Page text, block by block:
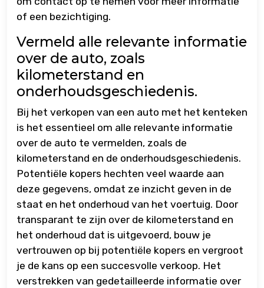
of een bezichtiging.
Vermeld alle relevante informatie
over de auto, zoals
kilometerstand en
onderhoudsgeschiedenis.
Bij het verkopen van een auto met het kenteken
is het essentieel om alle relevante informatie
over de auto te vermelden, zoals de
kilometerstand en de onderhoudsgeschiedenis.
Potentiële kopers hechten veel waarde aan
deze gegevens, omdat ze inzicht geven in de
staat en het onderhoud van het voertuig. Door
transparant te zijn over de kilometerstand en
het onderhoud dat is uitgevoerd, bouw je
vertrouwen op bij potentiële kopers en vergroot
je de kans op een succesvolle verkoop. Het
verstrekken van gedetailleerde informatie over